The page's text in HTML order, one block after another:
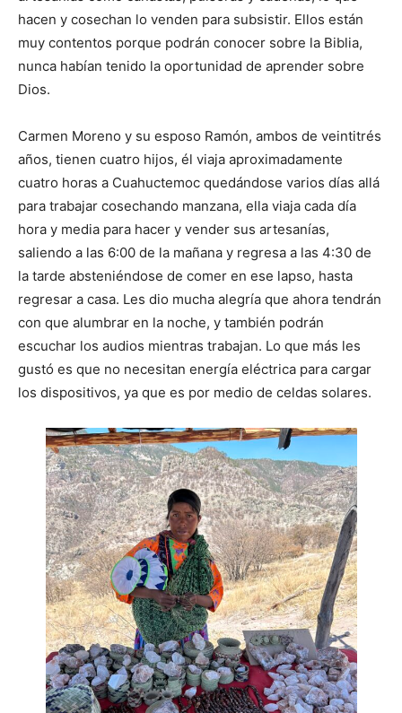
hacen y cosechan lo venden para subsistir. Ellos están
muy contentos porque podrán conocer sobre la Biblia,
nunca habían tenido la oportunidad de aprender sobre
Dios.
Carmen Moreno y su esposo Ramón, ambos de veintitrés
años, tienen cuatro hijos, él viaja aproximadamente
cuatro horas a Cuahuctemoc quedándose varios días allá
para trabajar cosechando manzana, ella viaja cada día
hora y media para hacer y vender sus artesanías,
saliendo a las 6:00 de la mañana y regresa a las 4:30 de
la tarde absteniéndose de comer en ese lapso, hasta
regresar a casa. Les dio mucha alegría que ahora tendrán
con que alumbrar en la noche, y también podrán
escuchar los audios mientras trabajan. Lo que más les
gustó es que no necesitan energía eléctrica para cargar
los dispositivos, ya que es por medio de celdas solares.